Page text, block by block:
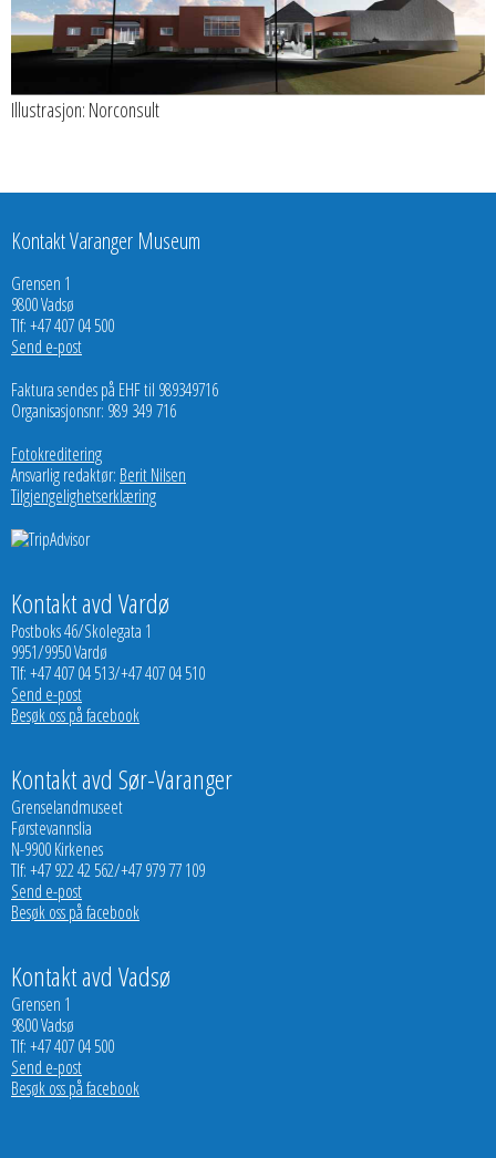
Illustrasjon: Norconsult
Kontakt Varanger Museum
Grensen 1
9800 Vadsø
Tlf: +47 407 04 500
Send e-post
Faktura sendes på EHF til 989349716
Organisasjonsnr: 989 349 716
Fotokreditering
Ansvarlig redaktør: Berit Nilsen
Tilgjengelighetserklæring
Kontakt avd Vardø
Postboks 46/Skolegata 1
9951/9950 Vardø
Tlf: +47 407 04 513/+47 407 04 510
Send e-post
Besøk oss på facebook
Kontakt avd Sør-Varanger
Grenselandmuseet
Førstevannslia
N-9900 Kirkenes
Tlf: +47 922 42 562/+47 979 77 109
Send e-post
Besøk oss på facebook
Kontakt avd Vadsø
Grensen 1
9800 Vadsø
Tlf: +47 407 04 500
Send e-post
Besøk oss på facebook